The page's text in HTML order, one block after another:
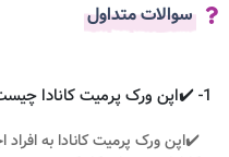
سوالات متداول
1- ✔️اپن ورک پرمیت کانادا چیست؟
✔️اپن ورک پرمیت کانادا به